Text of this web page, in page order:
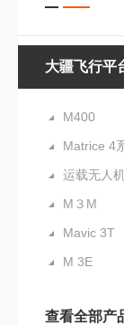
大疆飞行平
M400
Matrice 4
运载无人
M３M
Mavic 3T
M 3E
查看全部产